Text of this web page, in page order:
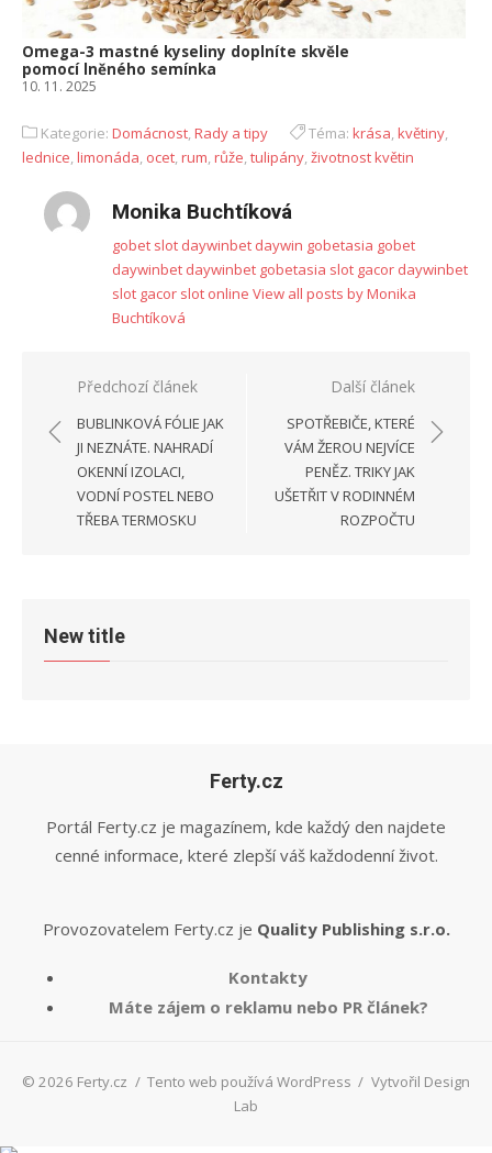
Omega-3 mastné kyseliny doplníte skvěle
pomocí lněného semínka
10. 11. 2025
Kategorie: Domácnost,Rady a tipy Téma: krása,květiny,
lednice,limonáda, ocet,rum,růže,tulipány,životnost květin
Monika Buchtíková
gobet slot daywinbet daywin gobetasia gobet
daywinbet daywinbet gobetasia slot gacor daywinbet
slot gacor slot online View all posts by Monika
Buchtíková
Navigace
pro
příspěvek
Předchozí článek
BUBLINKOVÁ FÓLIE JAK
JI NEZNÁTE. NAHRADÍ
OKENNÍ IZOLACI,
VODNÍ POSTEL NEBO
TŘEBA TERMOSKU
Další článek
SPOTŘEBIČE, KTERÉ
VÁM ŽEROU NEJVÍCE
PENĚZ. TRIKY JAK
UŠETŘIT V RODINNÉM
ROZPOČTU
New title
Ferty.cz
Portál Ferty.cz je magazínem, kde každý den najdete
cenné informace, které zlepší váš každodenní život.
Provozovatelem Ferty.cz je Quality Publishing s.r.o.
Kontakty
Máte zájem o reklamu nebo PR článek?
© 2026 Ferty.cz / Tento web používá WordPress / Vytvořil Design
Lab